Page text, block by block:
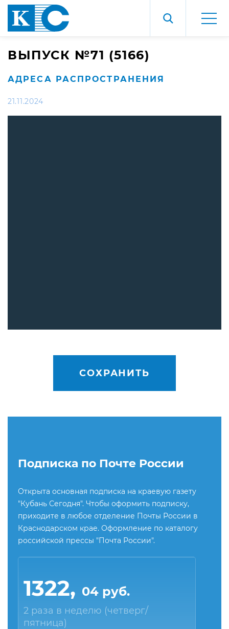
ВЫПУСК №71 (5166)
АДРЕСА РАСПРОСТРАНЕНИЯ
21.11.2024
СОХРАНИТЬ
Подписка по Почте России
Открыта основная подписка на краевую газету
"Кубань Сегодня". Чтобы оформить подписку,
приходите в любое отделение Почты России в
Краснодарском крае. Оформление по каталогу
российской прессы "Почта России".
1322, 04 руб.
2 раза в неделю (четверг/
пятница)